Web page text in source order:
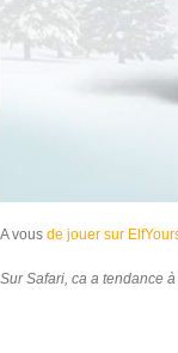
A vous de jouer sur
Sur Safari, ca a tendance